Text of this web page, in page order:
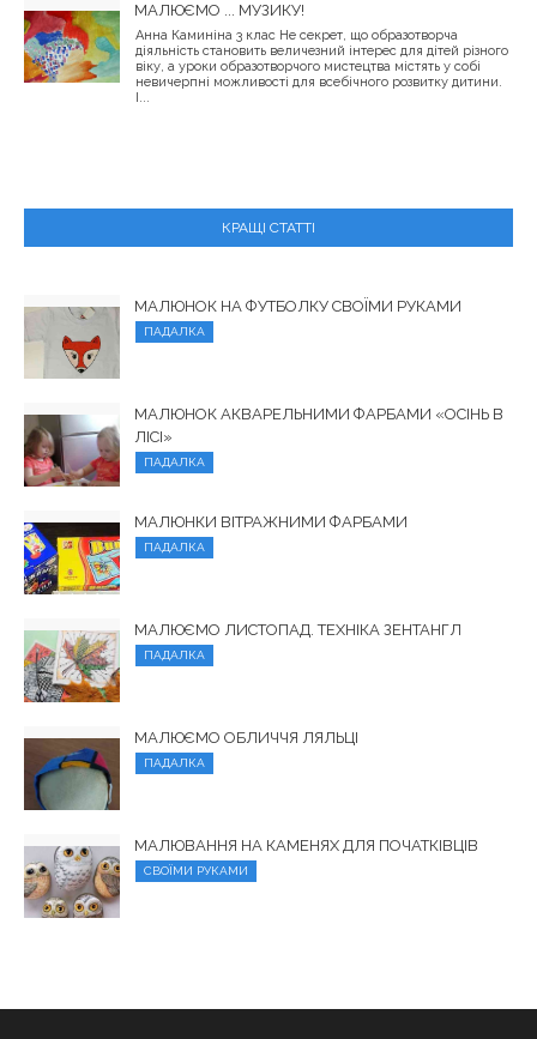
МАЛЮЄМО ... МУЗИКУ!
Анна Каминіна 3 клас Не секрет, що образотворча
діяльність становить величезний інтерес для дітей різного
віку, а уроки образотворчого мистецтва містять у собі
невичерпні можливості для всебічного розвитку дитини.
І...
КРАЩІ СТАТТІ
МАЛЮНОК НА ФУТБОЛКУ СВОЇМИ РУКАМИ
ПАДАЛКА
МАЛЮНОК АКВАРЕЛЬНИМИ ФАРБАМИ «ОСІНЬ В
ЛІСІ»
ПАДАЛКА
МАЛЮНКИ ВІТРАЖНИМИ ФАРБАМИ
ПАДАЛКА
МАЛЮЄМО ЛИСТОПАД. ТЕХНІКА ЗЕНТАНГЛ
ПАДАЛКА
МАЛЮЄМО ОБЛИЧЧЯ ЛЯЛЬЦІ
ПАДАЛКА
МАЛЮВАННЯ НА КАМЕНЯХ ДЛЯ ПОЧАТКІВЦІВ
СВОЇМИ РУКАМИ